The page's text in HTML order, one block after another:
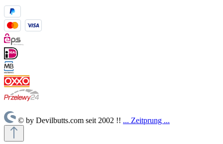
© by Devilbutts.com seit 2002 !! ... Zeitprung ...